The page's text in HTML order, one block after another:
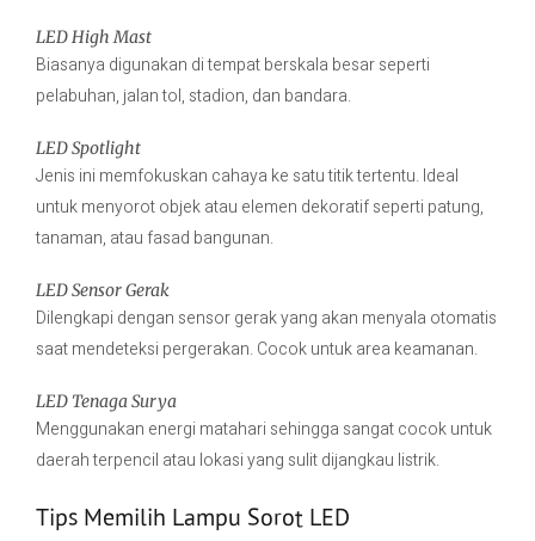
LED High Mast
Biasanya digunakan di tempat berskala besar seperti
pelabuhan, jalan tol, stadion, dan bandara.
LED Spotlight
Jenis ini memfokuskan cahaya ke satu titik tertentu. Ideal
untuk menyorot objek atau elemen dekoratif seperti patung,
tanaman, atau fasad bangunan.
LED Sensor Gerak
Dilengkapi dengan sensor gerak yang akan menyala otomatis
saat mendeteksi pergerakan. Cocok untuk area keamanan.
LED Tenaga Surya
Menggunakan energi matahari sehingga sangat cocok untuk
daerah terpencil atau lokasi yang sulit dijangkau listrik.
Tips Memilih Lampu Sorot LED